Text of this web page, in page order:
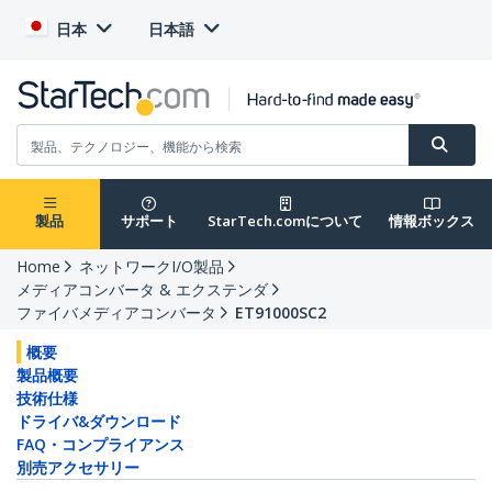
日本 日本語
製品 サポート StarTech.comについて 情報ボックス
Home
ネットワークI/O製品
メディアコンバータ & エクステンダ
ファイバメディアコンバータ
ET91000SC2
概要
製品概要
技術仕様
ドライバ&ダウンロード
FAQ・コンプライアンス
別売アクセサリー